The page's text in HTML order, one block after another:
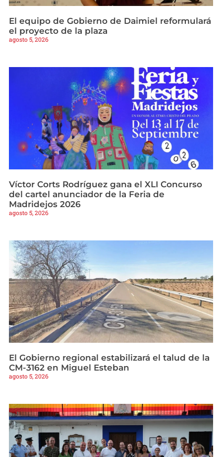
El equipo de Gobierno de Daimiel reformulará
el proyecto de la plaza
agosto 5, 2026
Víctor Corts Rodríguez gana el XLI Concurso
del cartel anunciador de la Feria de
Madridejos 2026
agosto 5, 2026
El Gobierno regional estabilizará el talud de la
CM-3162 en Miguel Esteban
agosto 5, 2026